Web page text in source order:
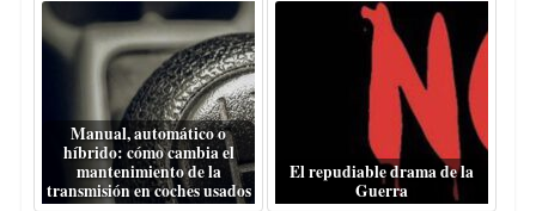
Manual, automático o
híbrido: cómo cambia el
mantenimiento de la
transmisión en coches usados
El repudiable drama de la
Guerra